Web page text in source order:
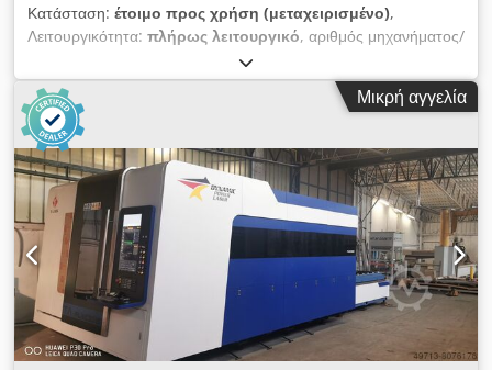
Κατάσταση: έτοιμο προς χρήση (μεταχειρισμένο),
Λειτουργικότητα: πλήρως λειτουργικό, αριθμός μηχανήματος/
, Έτος κατασκευής:
λειτουργίας:1.398 h, ύψος ανύψωσης:3.540 χιλ., τύπος
ιστού:διπλός
, Εξοπλισμός:
πλευρική μετατόπιση
πώληση στην υψηλότερη προσφορά! ΤΕΧΝΙΚΕΣ
ΛΕΠΤΟΜΕΡΕΙΕΣ Ύψος ανύψωσης: 3.540 mm Συνολικό ύψος:
2.520 mm ΛΕΠΤΟΜΕΡΕΙΕΣ ΜΗΧΑΝΗΜΑΤΟΣ Τύπος ιστού:
Διπλός ιστός με ελεύθερη ανύψωση Τάση μπαταρίας: 80 V
Χωρητικότητα μπαταρίας: 930 Ah Έτος κατασκευής
μπαταρίας: 2017 Υδραυλικά βαλβίδια: 3ο/4ο βαλβίδα Ώρες
λειτουργίας: 1.398 ώρες ΕΞΟΠΛΙΣΜΟΣ Πλευρικός
μετατοπιστής Ρυθμιστής θέσης πιρουνιού Φορτιστής,
συμπεριλαμβάνεται Dwsdpfszrlvfox Ah Isa Εξωτερική
αναφορά: SL13606SP
Μικρή αγγελία